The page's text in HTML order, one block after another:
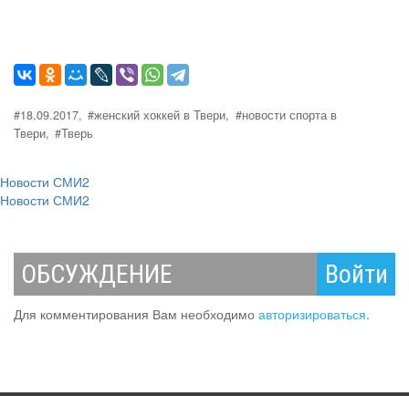
#18.09.2017, #женский хоккей в Твери, #новости спорта в
Твери, #Тверь
Новости СМИ2
Новости СМИ2
ОБСУЖДЕНИЕ Войти
Для комментирования Вам необходимо авторизироваться.